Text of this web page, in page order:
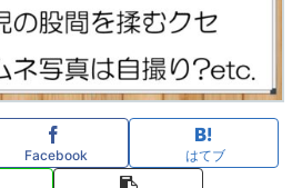
Facebook はてブ